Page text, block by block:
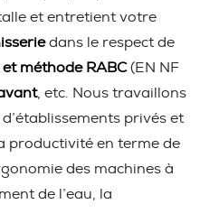
et entretient votre
dans le respect de
méthode RABC(EN NF
, etc. Nous travaillons
privés et
productivité en terme de
des machines à
de l’eau, la